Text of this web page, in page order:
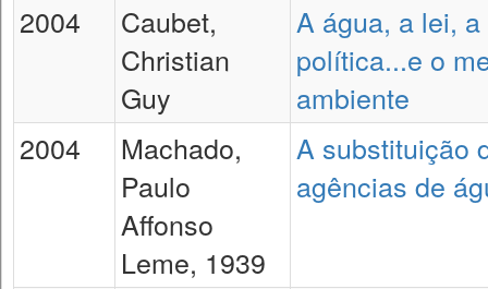
2004
Caubet,
Christian
Guy
A água, a lei, a
política...e o
ambiente
2004
Machado,
Paulo
Affonso
Leme, 1939
A substituição
agências de